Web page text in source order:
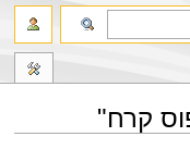
קרח"